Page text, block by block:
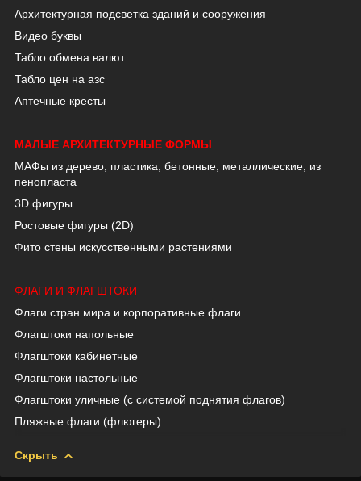
Архитектурная подсветка зданий и сооружения
Видео буквы
Табло обмена валют
Табло цен на азс
Аптечные кресты
МАЛЫЕ АРХИТЕКТУРНЫЕ ФОРМЫ
МАФы из дерево, пластика, бетонные, металлические, из
пенопласта
3D фигуры
Ростовые фигуры (2D)
Фито стены искусственными растениями
ФЛАГИ И ФЛАГШТОКИ
Флаги стран мира и корпоративные флаги.
Флагштоки напольные
Флагштоки кабинетные
Флагштоки настольные
Флагштоки уличные (с системой поднятия флагов)
Пляжные флаги (флюгеры)
Скрыть